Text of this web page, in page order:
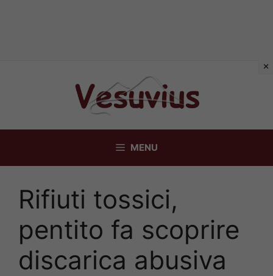
MENU
Rifiuti tossici,
pentito fa scoprire
discarica abusiva